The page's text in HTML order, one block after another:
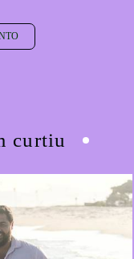
curtiu